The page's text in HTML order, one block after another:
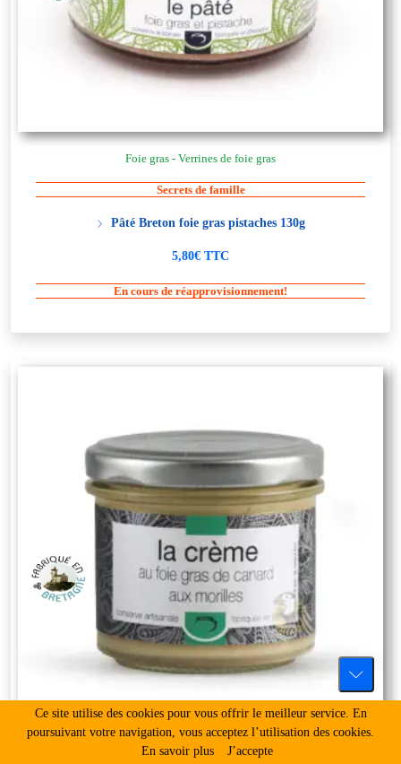
Foie gras - Verrines de foie gras
Secrets de famille
Pâté Breton foie gras pistaches 130g
5,80€ TTC
En cours de réapprovisionnement!
Foie gras - Verrines de foie gras
Ce site utilise des cookies pour vous offrir le meilleur service. En
poursuivant votre navigation, vous acceptez l’utilisation des cookies.
En savoir plus
J’accepte